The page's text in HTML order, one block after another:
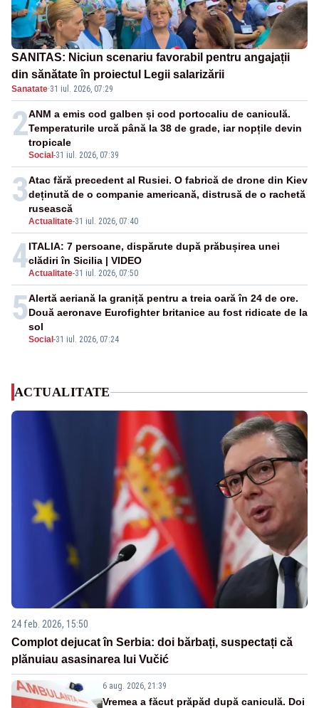
SANITAS: Niciun scenariu favorabil pentru angajații
din sănătate în proiectul Legii salarizării
Sanatate·31 iul. 2026, 07:29
2
Social -31 iul. 2026, 07:39
ANM a emis cod galben și cod portocaliu de caniculă.
Temperaturile urcă până la 38 de grade, iar nopțile devin
tropicale
3
Actualitate-31 iul. 2026, 07:40
Atac fără precedent al Rusiei. O fabrică de drone din Kiev
deținută de o companie americană, distrusă de o rachetă
rusească
4Actualitate-31 iul. 2026, 07:50
ITALIA: 7 persoane, dispărute după prăbușirea unei
clădiri în Sicilia | VIDEO
5
Social -31 iul. 2026, 07:24
Alertă aeriană la graniță pentru a treia oară în 24 de ore.
Două aeronave Eurofighter britanice au fost ridicate de la
sol
ACTUALITATE
24 feb. 2026, 15:50
Complot dejucat în Serbia: doi bărbați, suspectați că
plănuiau asasinarea lui Vučić
6 aug. 2026, 21:39
Vremea a făcut prăpăd după caniculă. Doi